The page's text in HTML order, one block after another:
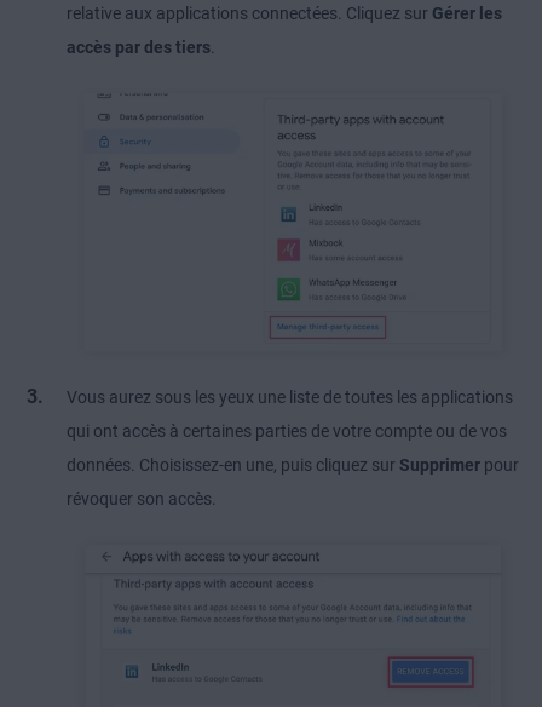
relative aux applications connectées. Cliquez sur Gérer les
accès par des tiers
Vous aurez sous les yeux une liste de toutes les applications
qui ont accès à certaines parties de votre compte ou de vos
données. Choisissez-en une, puis cliquez sur Supprimer pour
révoquer son accès.